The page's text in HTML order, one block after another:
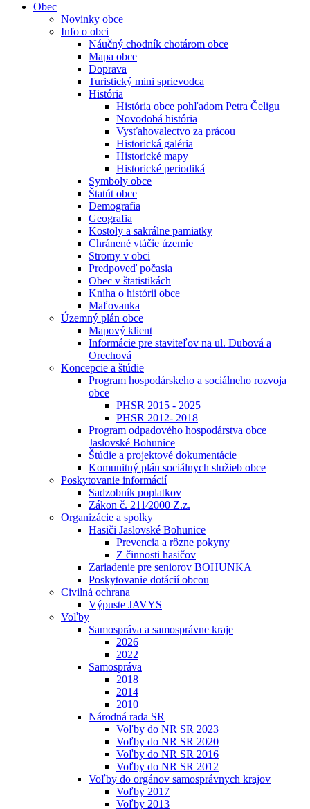
Obec
Novinky obce
Info o obci
Náučný chodník chotárom obce
Mapa obce
Doprava
Turistický mini sprievodca
História
História obce pohľadom Petra Čeligu
Novodobá história
Vysťahovalectvo za prácou
Historická galéria
Historické mapy
Historické periodiká
Symboly obce
Štatút obce
Demografia
Geografia
Kostoly a sakrálne pamiatky
Chránené vtáčie územie
Stromy v obci
Predpoveď počasia
Obec v štatistikách
Kniha o histórii obce
Maľovanka
Územný plán obce
Mapový klient
Informácie pre staviteľov na ul. Dubová a
Orechová
Koncepcie a štúdie
Program hospodárskeho a sociálneho rozvoja
obce
PHSR 2015 - 2025
PHSR 2012- 2018
Program odpadového hospodárstva obce
Jaslovské Bohunice
Štúdie a projektové dokumentácie
Komunitný plán sociálnych služieb obce
Poskytovanie informácií
Sadzobník poplatkov
Zákon č. 211⁄2000 Z.z.
Organizácie a spolky
Hasiči Jaslovské Bohunice
Prevencia a rôzne pokyny
Z činnosti hasičov
Zariadenie pre seniorov BOHUNKA
Poskytovanie dotácií obcou
Civilná ochrana
Výpuste JAVYS
Voľby
Samospráva a samosprávne kraje
2026
2022
Samospráva
2018
2014
2010
Národná rada SR
Voľby do NR SR 2023
Voľby do NR SR 2020
Voľby do NR SR 2016
Voľby do NR SR 2012
Voľby do orgánov samosprávnych krajov
Voľby 2017
Voľby 2013